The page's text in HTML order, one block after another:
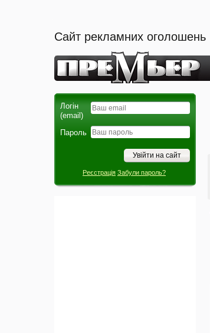
Сайт рекламних оголошень
Логін
(email)
Пароль
Реєстрація Забули пароль?